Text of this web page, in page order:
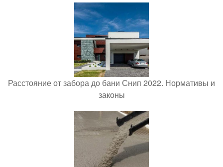
Расстояние от забора до бани Снип 2022. Нормативы и
законы